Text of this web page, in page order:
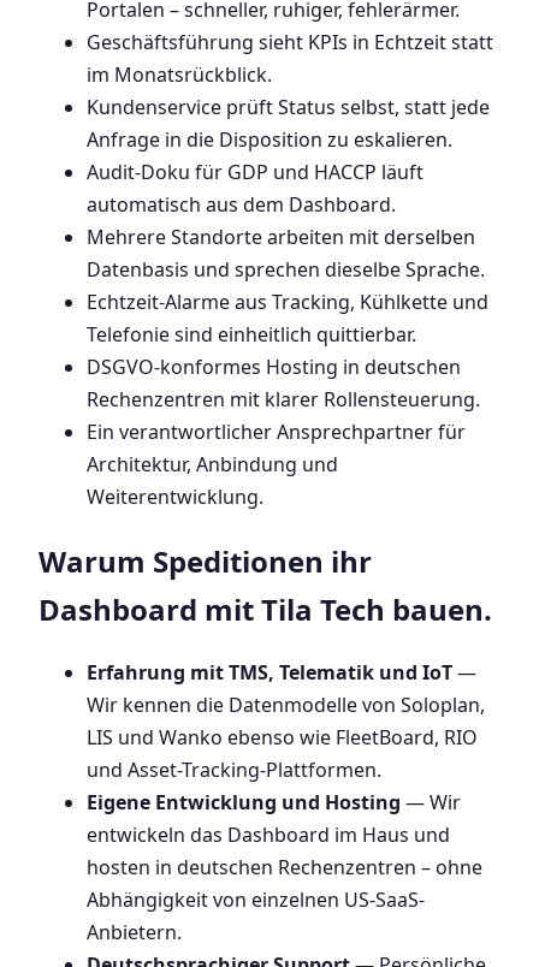
Portalen – schneller, ruhiger, fehlerärmer.
Geschäftsführung sieht KPIs in Echtzeit statt
im Monatsrückblick.
Kundenservice prüft Status selbst, statt jede
Anfrage in die Disposition zu eskalieren.
Audit-Doku für GDP und HACCP läuft
automatisch aus dem Dashboard.
Mehrere Standorte arbeiten mit derselben
Datenbasis und sprechen dieselbe Sprache.
Echtzeit-Alarme aus Tracking, Kühlkette und
Telefonie sind einheitlich quittierbar.
DSGVO-konformes Hosting in deutschen
Rechenzentren mit klarer Rollensteuerung.
Ein verantwortlicher Ansprechpartner für
Architektur, Anbindung und
Weiterentwicklung.
Warum Speditionen ihr
Dashboard mit Tila Tech bauen.
Erfahrung mit TMS, Telematik und IoT—
Wir kennen die Datenmodelle von Soloplan,
LIS und Wanko ebenso wie FleetBoard, RIO
und Asset-Tracking-Plattformen.
Eigene Entwicklung und Hosting — Wir
entwickeln das Dashboard im Haus und
hosten in deutschen Rechenzentren – ohne
Abhängigkeit von einzelnen US-SaaS-
Anbietern.